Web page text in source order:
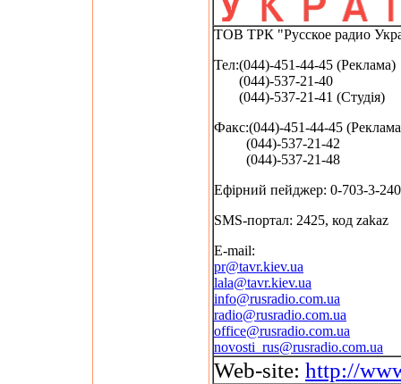
ТОВ ТРК "Русское радио
Тел:(044)-451-44-45 (Реклама)
(044)-537-21-40
(044)-537-21-41 (Студія)
Факс:(044)-451-44-45
(044)-537-21-42
(044)-537-21-48
Ефірний пейджер: 0-703-3-
SMS-портал: 2425, код zakaz
E-mail:
pr@tavr.kiev.ua
lala@tavr.kiev.ua
info@rusradio.com.ua
radio@rusradio.com.ua
office@rusradio.com.ua
novosti_rus@rusradio.com.ua
Web-site: http://